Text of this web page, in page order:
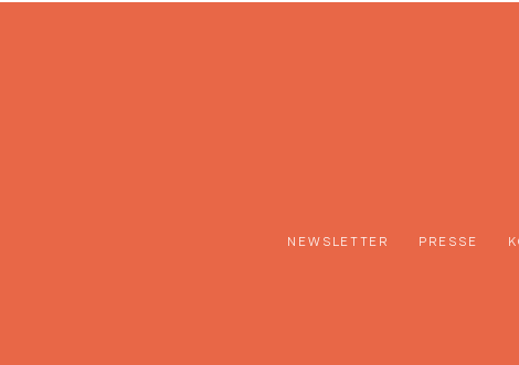
NEWSLETTER PRESSE